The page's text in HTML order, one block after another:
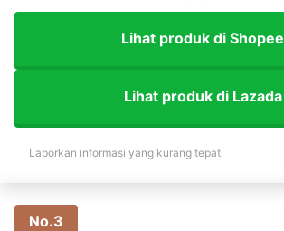
Lihat produk di Shopee
Lihat produk di Lazada
Laporkan informasi yang kurang tepat
No.3